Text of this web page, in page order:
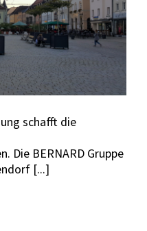
schafft die
Die BERNARD Gruppe
[...]